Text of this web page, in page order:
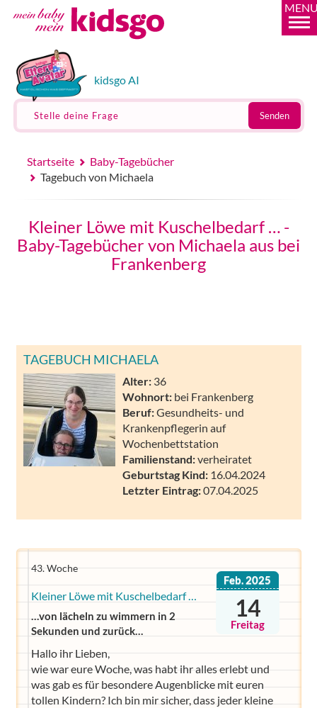
kidsgo AI
Stelle deine Frage Senden
Startseite
Baby-Tagebücher
Tagebuch von Michaela
Kleiner Löwe mit Kuschelbedarf … -
Baby-Tagebücher von Michaela aus bei
Frankenberg
TAGEBUCH MICHAELA
Alter: 36
Wohnort: bei Frankenberg
Beruf:Gesundheits- und
Krankenpflegerin auf
Wochenbettstation
Familienstand:verheiratet
Geburtstag Kind: 16.04.2024
Letzter Eintrag:07.04.2025
Freitag
Feb. 2025
14
43. Woche
Kleiner Löwe mit Kuschelbedarf …
…von lächeln zu wimmern in 2
Sekunden und zurück…
Hallo ihr Lieben,
wie war eure Woche, was habt ihr alles erlebt und
was gab es für besondere Augenblicke mit euren
tollen Kindern? Ich bin mir sicher, dass jeder kleine